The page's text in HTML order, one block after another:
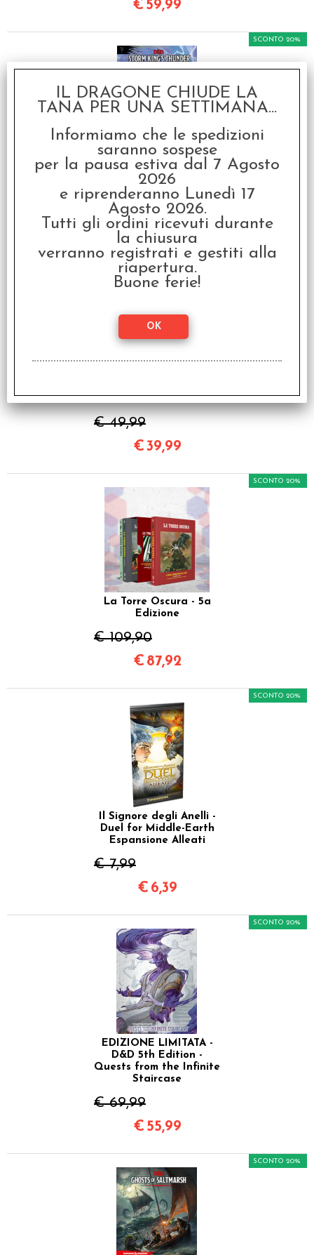
€ 59,99
D&D 5th Edition - Storm
King's Thunder
€ 49,95
SCONTO 20%
€39,96
Dizionario Illustrato
€ 49,99
SCONTO 20%
€39,99
La Torre Oscura - 5a
Edizione
€ 109,90
SCONTO 20%
€ 87,92
Il Signore degli Anelli -
Duel for Middle-Earth
Espansione Alleati
€ 7,99
SCONTO 20%
€ 6,39
EDIZIONE LIMITATA -
D&D 5th Edition -
Quests from the Infinite
Staircase
€ 69,99
SCONTO 20%
€ 55,99
SCONTO 20%
IL DRAGONE CHIUDE LA
TANA PER UNA SETTIMANA...
Informiamo che le spedizioni
saranno sospese
per la pausa estiva dal 7 Agosto
2026
e riprenderanno Lunedì 17
Agosto 2026.
Tutti gli ordini ricevuti durante
la chiusura
verranno registrati e gestiti alla
riapertura.
Buone ferie!